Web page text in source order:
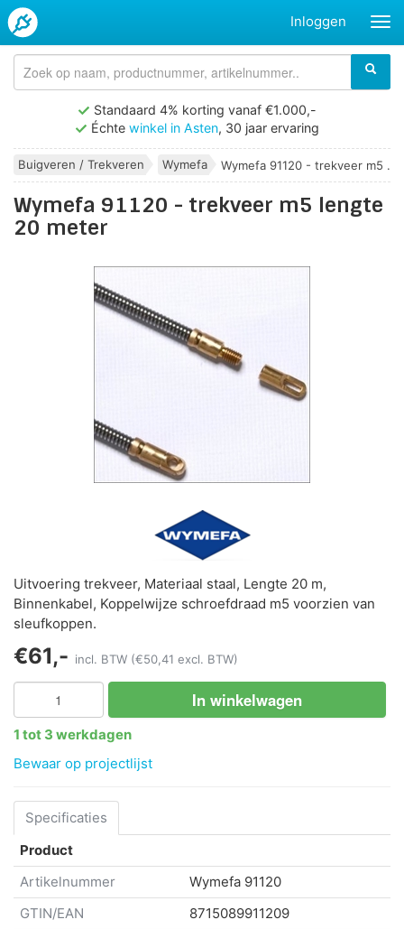
Inloggen
Standaard 4% korting vanaf €1.000,-
Échte winkel in Asten, 30 jaar ervaring
Buigveren / Trekveren Wymefa Wymefa 91120 - trekveer m5 ...
Wymefa 91120 - trekveer m5 lengte
20 meter
Uitvoering trekveer, Materiaal staal, Lengte 20 m,
Binnenkabel, Koppelwijze schroefdraad m5 voorzien van
sleufkoppen.
€61,- incl. BTW (€50,41 excl. BTW)
In winkelwagen
1 tot 3 werkdagen
Bewaar op projectlijst
Specificaties
Product
Artikelnummer
Wymefa 91120
GTIN/EAN
8715089911209